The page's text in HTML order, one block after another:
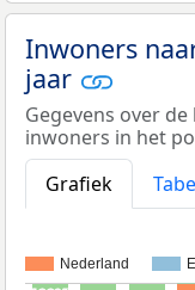
Inwoners
jaar
Gegevens over
inwoners in het
Grafiek
Nederland